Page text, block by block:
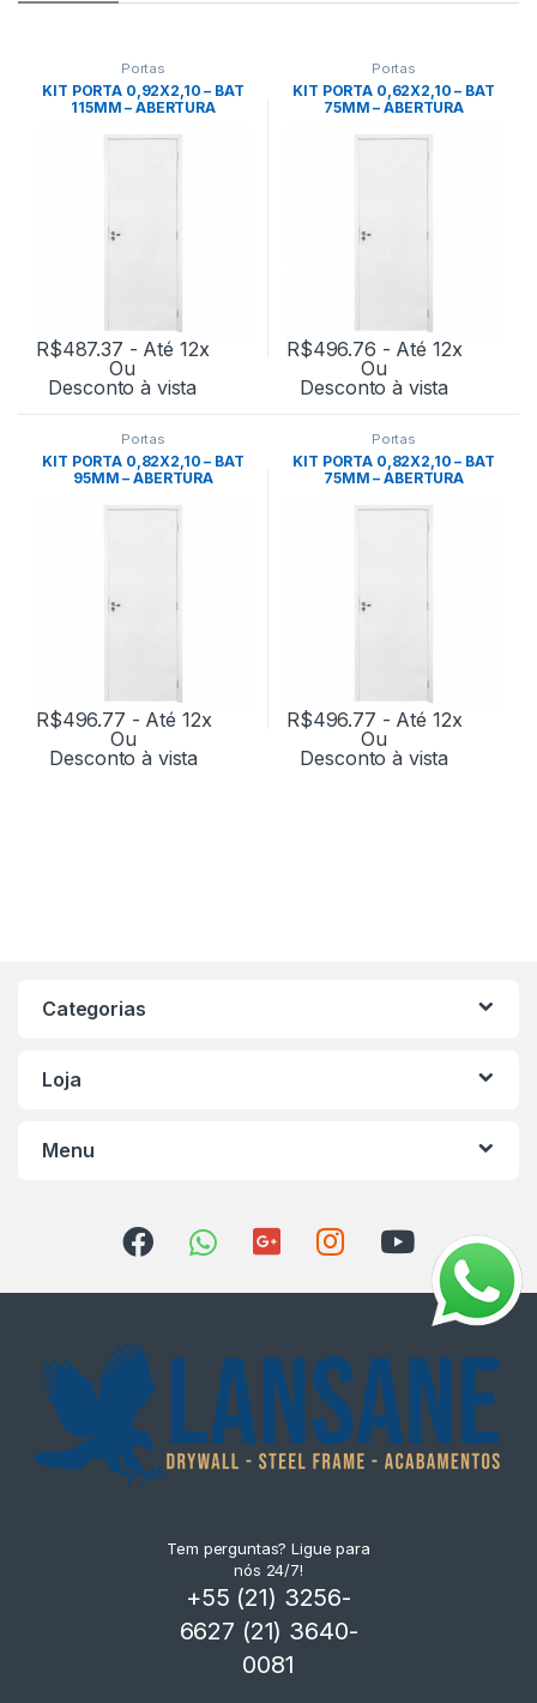
Portas
KIT PORTA 0,92X2,10 – BAT
115MM – ABERTURA
R$487.37 - Até 12x
Ou
Desconto à vista
Portas
KIT PORTA 0,62X2,10 – BAT
75MM – ABERTURA
R$496.76 - Até 12x
Ou
Desconto à vista
Portas
KIT PORTA 0,82X2,10 – BAT
95MM – ABERTURA
R$496.77 - Até 12x
Ou
Desconto à vista
Portas
KIT PORTA 0,82X2,10 – BAT
75MM – ABERTURA
R$496.77 - Até 12x
Ou
Desconto à vista
Categorias
Loja
Menu
Tem perguntas? Ligue para
nós 24/7!
+55 (21) 3256-
6627 (21) 3640-
0081